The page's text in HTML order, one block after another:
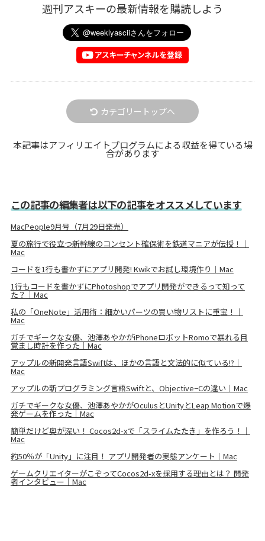
週刊アスキーの最新情報を購読しよう
カテゴリートップへ
本記事はアフィリエイトプログラムによる収益を得ている場
合があります
この記事の編集者は以下の記事をオススメしています
MacPeople9月号（7月29日発売）
夏の旅行で役立つ新幹線のコンセント確保術を鉄道マニアが伝授！｜
Mac
コードを1行も書かずにアプリ開発! Kwikでお試し環境作り｜Mac
1行もコードを書かずにPhotoshopでアプリ開発ができるって知って
た？｜Mac
私の「OneNote」活用術：細かいパーツの買い物リストに重宝！｜
Mac
ガチでギークな女優、池澤あやかがiPhoneロボットRomoで暴れる目
覚まし時計を作った｜Mac
アップルの新開発言語Swiftは、ほかの言語と文法的に似ている!?｜
Mac
アップルの新プログラミング言語Swiftと、Objective−Cの違い｜Mac
ガチでギークな女優、池澤あやかがOculusとUnityとLeap Motionで爆
発ゲームを作った｜Mac
簡単だけど奥が深い！ Cocos2d-xで「スライムたたき」を作ろう！｜
Mac
約50％が「Unity」に注目！ アプリ開発者の実態アンケート｜Mac
ゲームクリエイターがこぞってCocos2d-xを採用する理由とは？ 開発
者インタビュー｜Mac